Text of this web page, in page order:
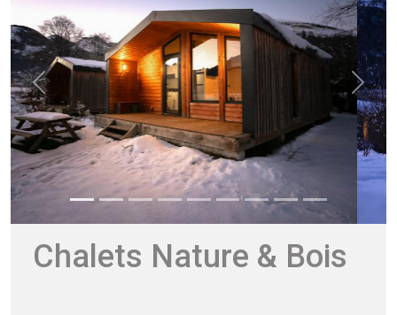
Chalets Nature & Bois